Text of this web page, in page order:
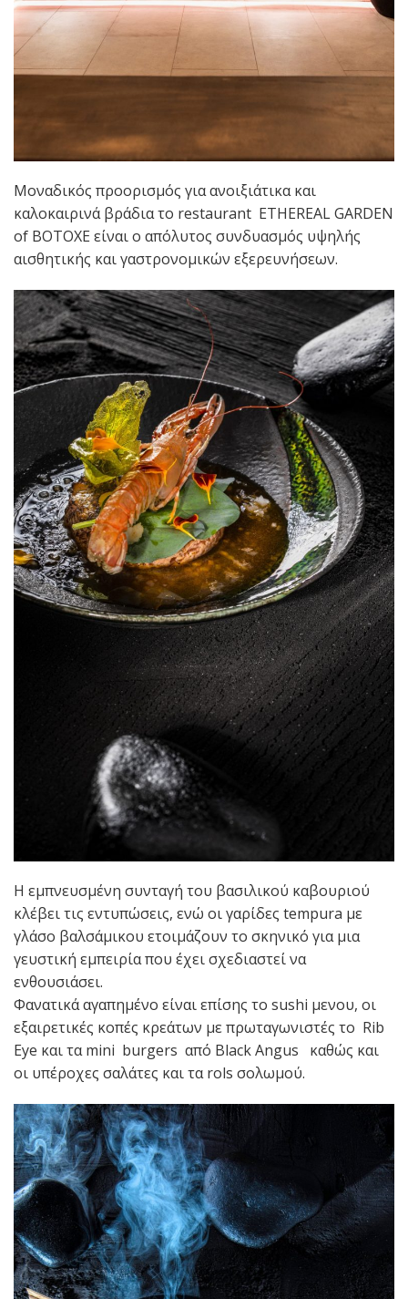
Μοναδικός προορισμός για ανοιξιάτικα και
καλοκαιρινά βράδια το restaurant ETHEREAL GARDEN
of BOTOXE είναι ο απόλυτος συνδυασμός υψηλής
αισθητικής και γαστρονομικών εξερευνήσεων.
Η εμπνευσμένη συνταγή του βασιλικού καβουριού
κλέβει τις εντυπώσεις, ενώ οι γαρίδες tempura με
γλάσο βαλσάμικου ετοιμάζουν το σκηνικό για μια
γευστική εμπειρία που έχει σχεδιαστεί να
ενθουσιάσει.
Φανατικά αγαπημένο είναι επίσης το sushi μενου, οι
εξαιρετικές κοπές κρεάτων με πρωταγωνιστές το Rib
Eye και τα mini burgers από Black Angus καθώς και
οι υπέροχες σαλάτες και τα rols σολωμού.